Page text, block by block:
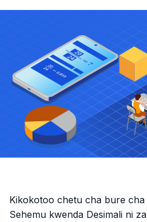
Kikokotoo chetu cha bure
Sehemu kwenda Desimali ni